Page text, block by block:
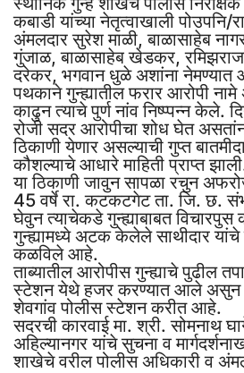
कबाडी यांच्या नेतृत्वाखाली पोउपनि/
अंमलदार सुरेश माळी, बाळासाहेब
गुंजाळ, बाळासाहेब खेडकर,
दरेकर, भगवान धुळे अशांना नेमण्यात
पथकाने गुन्ह्यातील फरार आरोपी नामे
काढुन त्याचे पुर्ण नांव निष्प्पन्न
रोजी सदर आरोपीचा शोध घेत
ठिकाणी येणार असल्याची गुप्त
कौशल्याचे आधारे माहिती प्राप्त
या ठिकाणी जावुन सापळा रचुन
45 वर्षे रा. कटकटगेट ता. जि. छ.
घेवुन त्याचेकडे गुन्ह्याबाबत विचारपुस
गुन्ह्यामध्ये अटक केलेले साथीदार यांचे
कळविले आहे.
ताब्यातील आरोपीस गुन्ह्याचे पुढील
स्टेशन येथे हजर करण्यात आले असुन
शेवगांव पोलीस स्टेशन करीत आहे.
सदरची कारवाई मा. श्री. सोमनाथ
अहिल्यानगर यांचे सुचना व
शाखेचे वरील पोलीस अधिकारी व